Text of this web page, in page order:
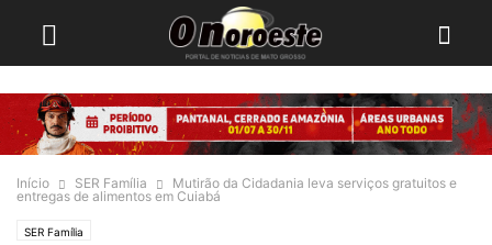
Início SER Família
Mutirão da Cidadania leva serviços gratuitos e
entregas de alimentos em Cuiabá
SER Família